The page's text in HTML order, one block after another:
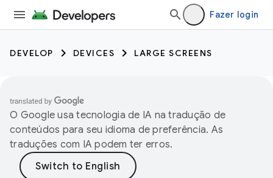
Fazer login
DEVELOP DEVICES LARGE SCREENS
O Google usa tecnologia de IA na tradução de
conteúdos para seu idioma de preferência. As
traduções com IA podem ter erros.